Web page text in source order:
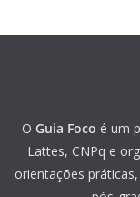
O Guia Foco é um
Lattes, CNPq e
orientações